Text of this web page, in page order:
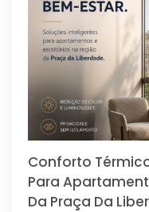
Conforto
Para
Da Praça Da